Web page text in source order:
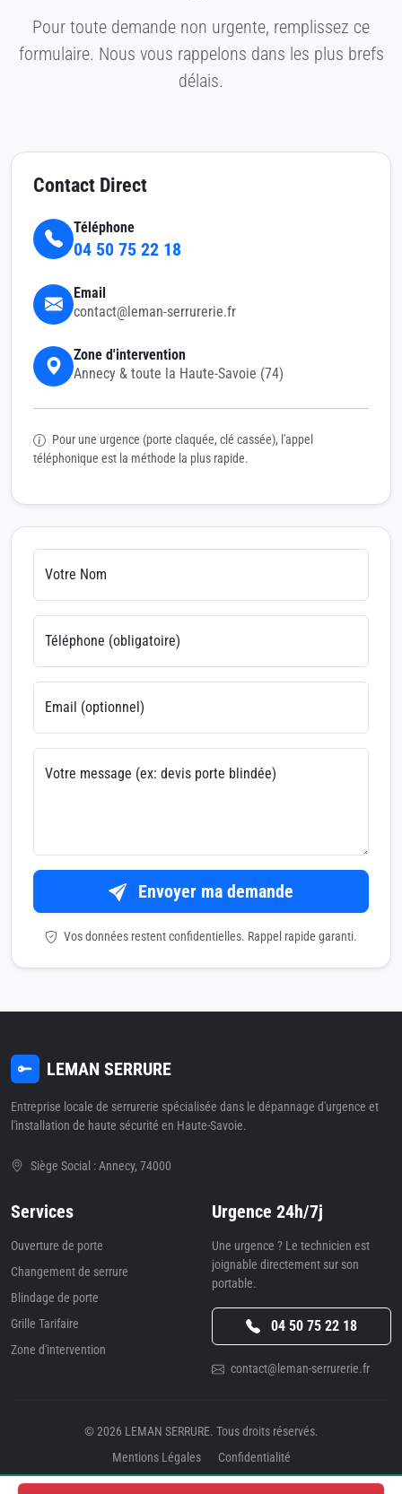
Pour toute demande non urgente, remplissez ce
formulaire. Nous vous rappelons dans les plus brefs
délais.
Contact Direct
Téléphone
04 50 75 22 18
Email
contact@leman-serrurerie.fr
Zone d'intervention
Annecy & toute la Haute-Savoie (74)
Pour une urgence (porte claquée, clé cassée), l'appel
téléphonique est la méthode la plus rapide.
Votre Nom
Téléphone (obligatoire)
Email (optionnel)
Votre message (ex: devis porte blindée)
Envoyer ma demande
Vos données restent confidentielles. Rappel rapide garanti.
LEMAN SERRURE
Entreprise locale de serrurerie spécialisée dans le dépannage d'urgence et
l'installation de haute sécurité en Haute-Savoie.
Siège Social : Annecy, 74000
Services
Ouverture de porte
Changement de serrure
Blindage de porte
Grille Tarifaire
Zone d'intervention
Urgence 24h/7j
Une urgence ? Le technicien est
joignable directement sur son
portable.
04 50 75 22 18
contact@leman-serrurerie.fr
© 2026 LEMAN SERRURE. Tous droits réservés.
Mentions Légales
Confidentialité